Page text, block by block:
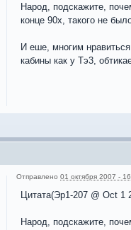
Народ, подскажите,
конце 90х, такого не
И еше, многим
кабины как у Тэ3,
Отправлено 01 октября 2007 -
Цитата(Эр1-207 @ Oct 1
Народ, подскажите,